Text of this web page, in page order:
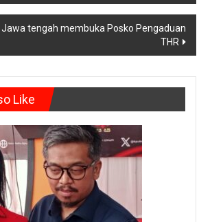
tengah membuka Posko Pengaduan
THR
Like